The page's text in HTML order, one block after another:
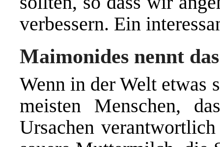
verbessern. Ein
Maimonides nennt
Wenn in der Welt etwas
meisten Menschen,
Ursachen